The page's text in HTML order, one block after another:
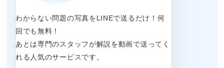
わからない問題の写真をLINEで送るだけ！何
回でも無料！
あとは専門のスタッフが解説を動画で送ってく
れる人気のサービスです。